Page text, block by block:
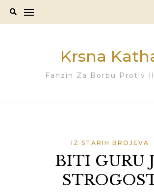
Krsna
Fanzin Za Borbu Protiv
IZ STARIH BROJEVA
BITI GURU